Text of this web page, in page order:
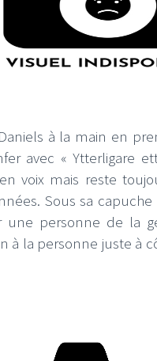
à la main en
avec « Ytterligare
voix mais reste
Sous sa
une personne de la
à la personne juste